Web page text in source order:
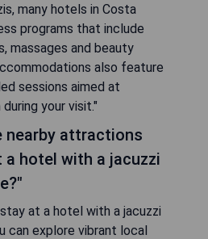
many hotels in Costa
programs that include
massages and beauty
also feature
sessions aimed at
your visit."
nearby attractions
hotel with a jacuzzi
at a hotel with a jacuzzi
can explore vibrant local